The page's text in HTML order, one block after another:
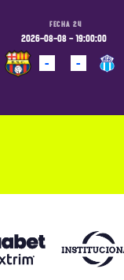
FECHA 24
2026-08-08 - 19:00:00
- -